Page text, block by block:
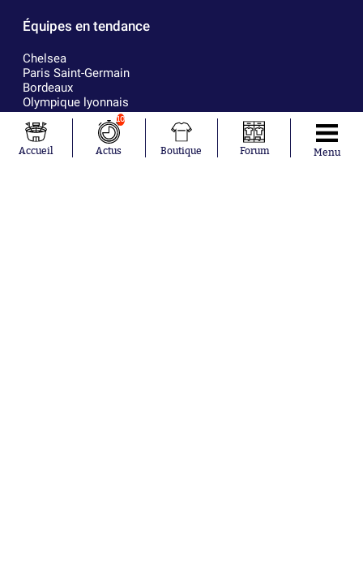
Équipes en tendance
Chelsea
Paris Saint-Germain
Bordeaux
Olympique lyonnais
Real Madrid
RC Strasbourg
Accueil
10
Actus Boutique Forum Menu